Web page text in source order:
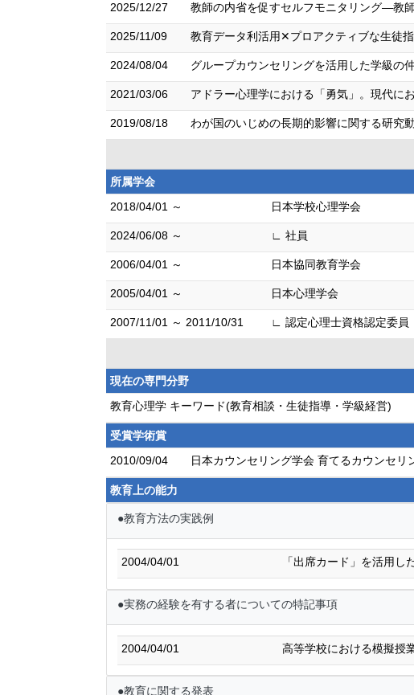
2025/12/27
教師の内省を促すセルフモニタリング―教
2025/11/09 教育データ利活用✕プロアクティブな生徒
2024/08/04 グループカウンセリングを活用した学級の
2021/03/06 アドラー心理学における「勇気」。現代に
2019/08/18 わが国のいじめの長期的影響に関する研
所属学会
2018/04/01 ～
日本学校心理学会
2024/06/08 ～ ∟ 社員
2006/04/01 ～ 日本協同教育学会
2005/04/01 ～ 日本心理学会
2007/11/01 ～ 2011/10/31 ∟ 認定心理士資格認定委員
現在の専門分野
教育心理学 キーワード(教育相談・生徒指導・学級経営)
受賞学術賞
2010/09/04
日本カウンセリング学会 育てるカウンセ
教育上の能力
●教育方法の実践例
2004/04/01 「出席カード」を活用
●実務の経験を有する者についての特記事項
2004/04/01 高等学校における模擬授
●教育に関する発表